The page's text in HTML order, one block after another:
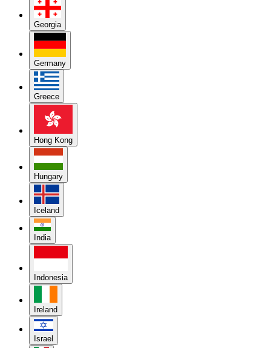
Georgia
Germany
Greece
Hong Kong
Hungary
Iceland
India
Indonesia
Ireland
Israel